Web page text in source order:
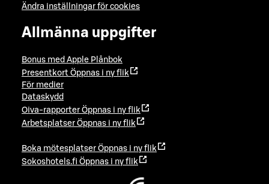
Ändra inställningar för cookies
Allmänna uppgifter
Bonus med Apple Plånbok
Presentkort Öppnas i ny flik
För medier
Dataskydd
Oiva-rapporter Öppnas i ny flik
Arbetsplatser Öppnas i ny flik
Boka mötesplatser Öppnas i ny flik
Sokoshotels.fi Öppnas i ny flik